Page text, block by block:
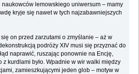
lemowskiego uniwersum – mamy
kryje się nawet w tych najzabawniejszych
on przed zarzutami o zmyślanie – aż w
podróży XIV musi się przyznać do
naprawić, ruszając ponownie na Encję,
z kurdlami było. Wpadnie w wir walki między
zamieszkującymi jeden glob – motyw w